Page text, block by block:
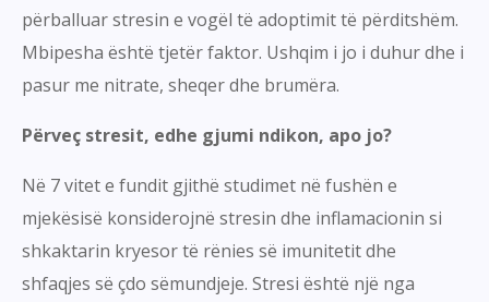
përballuar stresin e vogël të adoptimit të përditshëm.
Mbipesha është tjetër faktor. Ushqim i jo i duhur dhe i
pasur me nitrate, sheqer dhe brumëra.
Përveç stresit, edhe gjumi ndikon, apo jo?
Në 7 vitet e fundit gjithë studimet në fushën e
mjekësisë konsiderojnë stresin dhe inflamacionin si
shkaktarin kryesor të rënies së imunitetit dhe
shfaqjes së çdo sëmundjeje. Stresi është një nga